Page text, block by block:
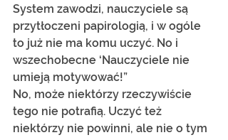
System zawodzi, nauczyciele są
przytłoczeni papirologią, i w ogóle
to już nie ma komu uczyć. No i
wszechobecne ‘Nauczyciele nie
umieją motywować!”
No, może niektórzy rzeczywiście
tego nie potrafią. Uczyć też
niektórzy nie powinni, ale nie o tym